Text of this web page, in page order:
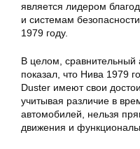
является лидером
и системам
1979 году.
В целом, сравнительный
показал, что Нива 1979
Duster имеют свои
учитывая различие в
автомобилей, нельзя
движения и